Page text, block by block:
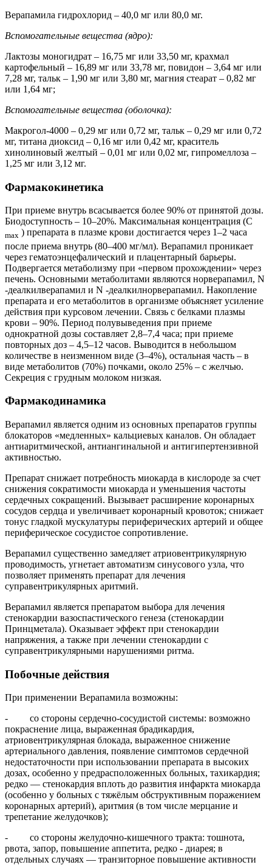
Верапамила гидрохлорид – 40,0 мг или 80,0 мг.
Вспомогательные вещества (ядро):
Лактозы моногидрат – 16,75 мг или 33,50 мг, крахмал
картофельный – 16,89 мг или 33,78 мг, повидон – 3,64 мг или
7,28 мг, тальк – 1,90 мг или 3,80 мг, магния стеарат – 0,82 мг
или 1,64 мг;
Вспомогательные вещества (оболочка):
Макрогол-4000 – 0,29 мг или 0,72 мг, тальк – 0,29 мг или 0,72
мг, титана диоксид – 0,16 мг или 0,42 мг, краситель
хинолиновый желтый – 0,01 мг или 0,02 мг, гипромеллоза –
1,25 мг или 3,12 мг.
Фармакокинетика
При приеме внутрь всасывается более 90% от принятой дозы.
Биодоступность – 10–20%. Максимальная концентрация (С
max ) препарата в плазме крови достигается через 1–2 часа
после приема внутрь (80–400 мг/мл). Верапамил проникает
через гематоэнцефалический и плацентарный барьеры.
Подвергается метаболизму при «первом прохождении» через
печень. Основными метаболитами являются норверапамил, N
-деалкилверапамил и N -деалкилнорверапамил. Накопление
препарата и его метаболитов в организме объясняет усиление
действия при курсовом лечении. Связь с белками плазмы
крови – 90%. Период полувыведения при приеме
однократной дозы составляет 2,8–7,4 часа; при приеме
повторных доз – 4,5–12 часов. Выводится в небольшом
количестве в неизменном виде (3–4%), остальная часть – в
виде метаболитов (70%) почками, около 25% – с желчью.
Секреция с грудным молоком низкая.
Фармакодинамика
Верапамил является одним из основных препаратов группы
блокаторов «медленных» кальциевых каналов. Он обладает
антиаритмической, антиангинальной и антигипертензивной
активностью.
Препарат снижает потребность миокарда в кислороде за счет
снижения сократимости миокарда и уменьшения частоты
сердечных сокращений. Вызывает расширение коронарных
сосудов сердца и увеличивает коронарный кровоток; снижает
тонус гладкой мускулатуры периферических артерий и общее
периферическое сосудистое сопротивление.
Верапамил существенно замедляет атриовентрикулярную
проводимость, угнетает автоматизм синусового узла, что
позволяет применять препарат для лечения
суправентрикулярных аритмий.
Верапамил является препаратом выбора для лечения
стенокардии вазоспастического генеза (стенокардии
Принцметала). Оказывает эффект при стенокардии
напряжения, а также при лечении стенокардии с
суправентрикулярными нарушениями ритма.
Побочные действия
При применении Верапамила возможны:
- со стороны сердечно-сосудистой системы: возможно
покраснение лица, выраженная брадикардия,
атриовентрикулярная блокада, выраженное снижение
артериального давления, появление симптомов сердечной
недостаточности при использовании препарата в высоких
дозах, особенно у предрасположенных больных, тахикардия;
редко — стенокардия вплоть до развития инфаркта миокарда
(особенно у больных с тяжёлым обструктивным поражением
коронарных артерий), аритмия (в том числе мерцание и
трепетание желудочков);
- со стороны желудочно-кишечного тракта: тошнота,
рвота, запор, повышение аппетита, редко - диарея; в
отдельных случаях — транзиторное повышение активности